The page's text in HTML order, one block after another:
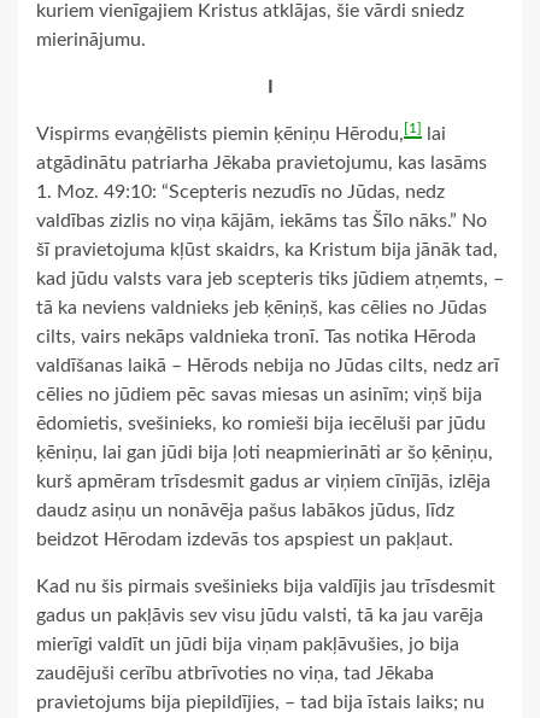
kuriem vienīgajiem Kristus atklājas, šie vārdi sniedz
mierinājumu.
Vispirms evaņģēlists piemin ķēniņu Hērodu, [1]
lai
atgādinātu patriarha Jēkaba pravietojumu, kas lasāms
1. Moz. 49:10: “Scepteris nezudīs no Jūdas, nedz
valdības zizlis no viņa kājām, iekāms tas Šīlo nāks.” No
šī pravietojuma kļūst skaidrs, ka Kristum bija jānāk tad,
kad jūdu valsts vara jeb scepteris tiks jūdiem atņemts, –
tā ka neviens valdnieks jeb ķēniņš, kas cēlies no Jūdas
cilts, vairs nekāps valdnieka tronī. Tas notika Hēroda
valdīšanas laikā – Hērods nebija no Jūdas cilts, nedz arī
cēlies no jūdiem pēc savas miesas un asinīm; viņš bija
ēdomietis, svešinieks, ko romieši bija iecēluši par jūdu
ķēniņu, lai gan jūdi bija ļoti neapmierināti ar šo ķēniņu,
kurš apmēram trīsdesmit gadus ar viņiem cīnījās, izlēja
daudz asiņu un nonāvēja pašus labākos jūdus, līdz
beidzot Hērodam izdevās tos apspiest un pakļaut.
Kad nu šis pirmais svešinieks bija valdījis jau trīsdesmit
gadus un pakļāvis sev visu jūdu valsti, tā ka jau varēja
mierīgi valdīt un jūdi bija viņam pakļāvušies, jo bija
zaudējuši cerību atbrīvoties no viņa, tad Jēkaba
pravietojums bija piepildījies, – tad bija īstais laiks; nu